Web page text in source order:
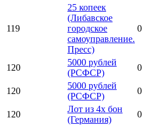
119
25 копеек
(Либавское
городское
самоуправление.
Пресс)
0
120
5000 рублей
(РСФСР)
0
120
5000 рублей
(РСФСР)
0
120
Лот из 4х бон
(Германия)
0